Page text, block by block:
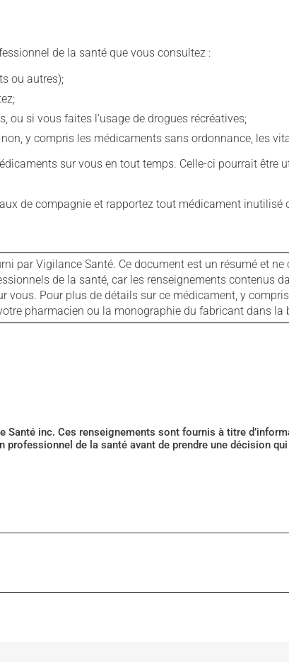
de la santé que vous consultez :
ou autres);
ou si vous faites l'usage de drogues récréatives;
y compris les médicaments sans ordonnance, les
sur vous en tout temps. Celle-ci pourrait être
de compagnie et rapportez tout médicament
par Vigilance Santé. Ce document est un résumé et
de la santé, car les renseignements contenus
vous. Pour plus de détails sur ce médicament, y
pharmacien ou la monographie du fabricant dans la
inc. Ces renseignements sont fournis à titre
de la santé avant de prendre une décision